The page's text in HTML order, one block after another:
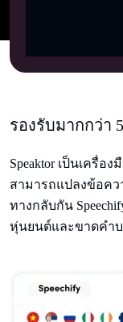
รองรับมากกว่า
Speaktor เป็นเครื่
สามารถแปลงข้อคว
ทางกลับกัน
หุ่นยนต์และขาดคํา